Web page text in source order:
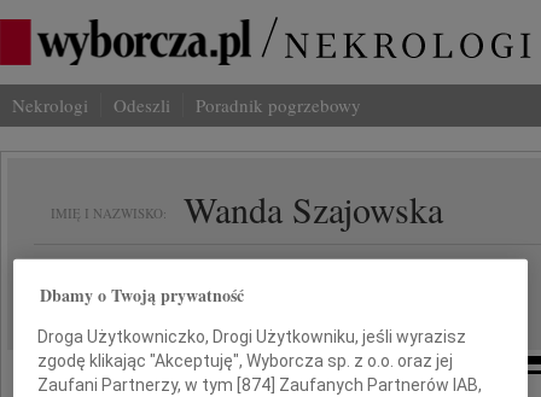
Nekrologi Odeszli Poradnik pogrzebowy
IMIĘ I NAZWISKO: Wanda Szajowska
DATA EMISJI: 12.09.2022
Dbamy o Twoją prywatność
Droga Użytkowniczko, Drogi Użytkowniku, jeśli wyrazisz
zgodę klikając "Akceptuję", Wyborcza sp. z o.o. oraz jej
Zaufani Partnerzy, w tym [874] Zaufanych Partnerów IAB,